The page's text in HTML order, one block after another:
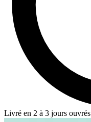
Livré en 2 à 3 jours ouvrés